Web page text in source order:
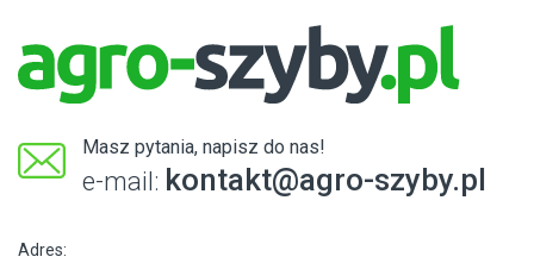
Masz pytania, napisz do nas!
e-mail: kontakt@agro-szyby.pl
Adres: